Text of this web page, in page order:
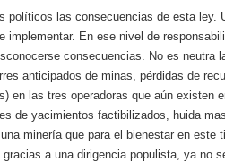
políticos las consecuencias de esta ley.
implementar. En ese nivel de
consecuencias. No es neutra
anticipados de minas, pérdidas de
en las tres operadoras que aún existen
de yacimientos factibilizados, huida
minería que para el bienestar en este
a una dirigencia populista, ya no